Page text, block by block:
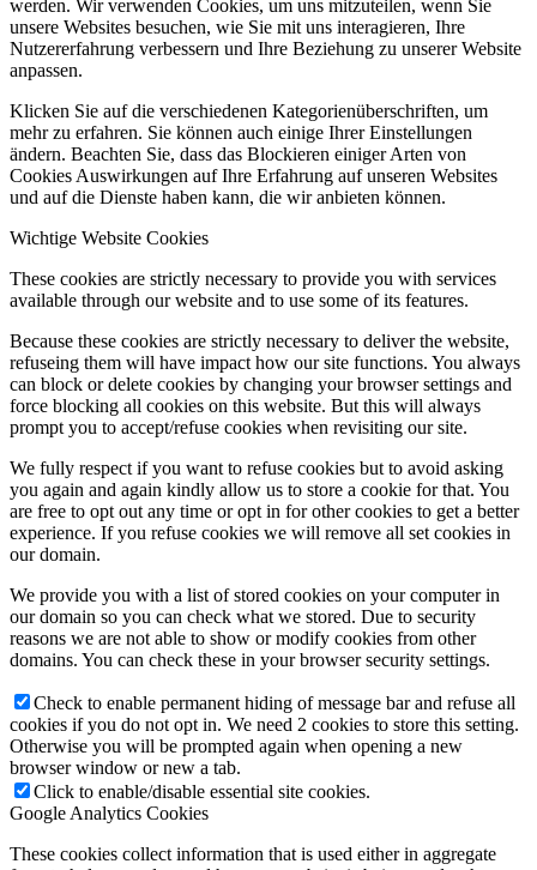
werden. Wir verwenden Cookies, um uns mitzuteilen, wenn Sie
unsere Websites besuchen, wie Sie mit uns interagieren, Ihre
Nutzererfahrung verbessern und Ihre Beziehung zu unserer Website
anpassen.
Klicken Sie auf die verschiedenen Kategorienüberschriften, um
mehr zu erfahren. Sie können auch einige Ihrer Einstellungen
ändern. Beachten Sie, dass das Blockieren einiger Arten von
Cookies Auswirkungen auf Ihre Erfahrung auf unseren Websites
und auf die Dienste haben kann, die wir anbieten können.
Wichtige Website Cookies
These cookies are strictly necessary to provide you with services
available through our website and to use some of its features.
Because these cookies are strictly necessary to deliver the website,
refuseing them will have impact how our site functions. You always
can block or delete cookies by changing your browser settings and
force blocking all cookies on this website. But this will always
prompt you to accept/refuse cookies when revisiting our site.
We fully respect if you want to refuse cookies but to avoid asking
you again and again kindly allow us to store a cookie for that. You
are free to opt out any time or opt in for other cookies to get a better
experience. If you refuse cookies we will remove all set cookies in
our domain.
We provide you with a list of stored cookies on your computer in
our domain so you can check what we stored. Due to security
reasons we are not able to show or modify cookies from other
domains. You can check these in your browser security settings.
Check to enable permanent hiding of message bar and refuse all
cookies if you do not opt in. We need 2 cookies to store this setting.
Otherwise you will be prompted again when opening a new
browser window or new a tab.
Click to enable/disable essential site cookies.
Google Analytics Cookies
These cookies collect information that is used either in aggregate